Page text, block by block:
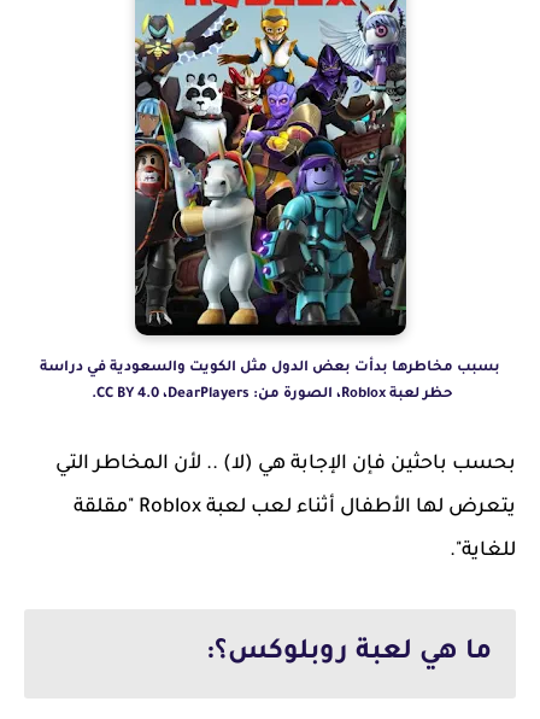
بسبب مخاطرها بدأت بعض الدول مثل الكويت والسعودية في دراسة
حظر لعبة Roblox، الصورة من: DearPlayers‏، CC BY 4.0.
بحسب باحثين فإن الإجابة هي (لا) .. لأن المخاطر التي
يتعرض لها الأطفال أثناء لعب لعبة Roblox "مقلقة
للغاية".
ما هي لعبة روبلوكس؟: